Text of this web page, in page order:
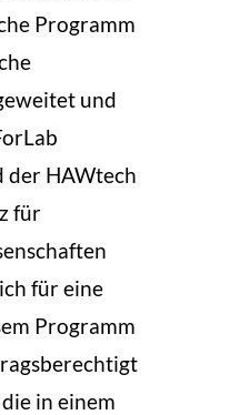
Programm
und
der HAWtech
für
für eine
Programm
in einem